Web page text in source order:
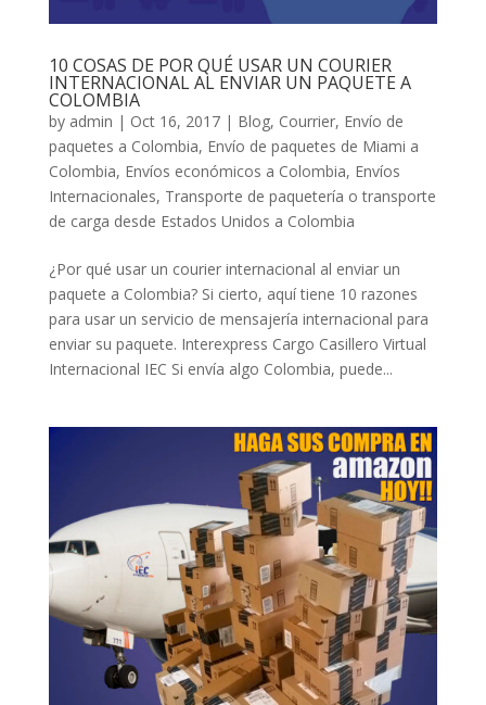
10 COSAS DE POR QUÉ USAR UN COURIER
INTERNACIONAL AL ENVIAR UN PAQUETE A
COLOMBIA
by admin | Oct 16, 2017| Blog, Courrier, Envío de
paquetes a Colombia, Envío de paquetes de Miami a
Colombia, Envíos económicos a Colombia, Envíos
Internacionales, Transporte de paquetería o transporte
de carga desde Estados Unidos a Colombia
¿Por qué usar un courier internacional al enviar un
paquete a Colombia? Si cierto, aquí tiene 10 razones
para usar un servicio de mensajería internacional para
enviar su paquete. Interexpress Cargo Casillero Virtual
Internacional IEC Si envía algo Colombia, puede...